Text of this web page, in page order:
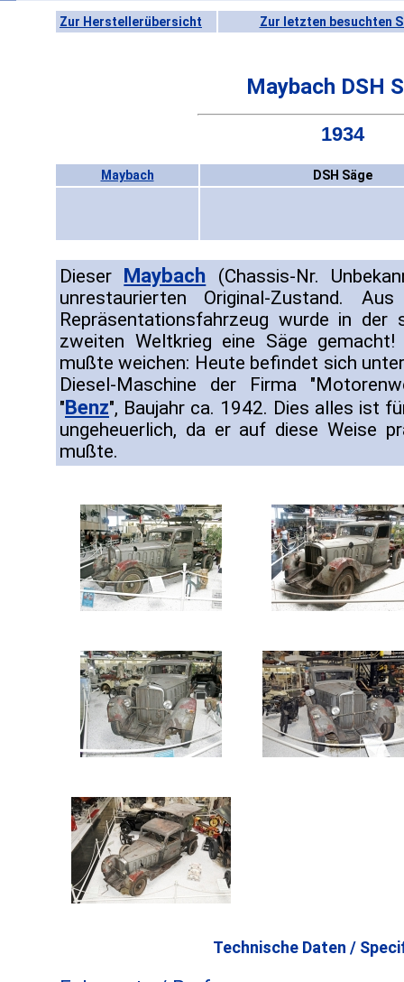
Zur Herstellerübersicht Zur letzten besuchten
Maybach DSH
1934
Maybach DSH Säge
Dieser Maybach (Chassis-Nr.
unrestaurierten Original-Zustand.
Repräsentationsfahrzeug wurde in
zweiten Weltkrieg eine Säge
mußte weichen: Heute befindet sich
Diesel-Maschine der Firma
"Benz", Baujahr ca. 1942. Dies alles ist
ungeheuerlich, da er auf diese Weise
mußte.
Technische Daten /